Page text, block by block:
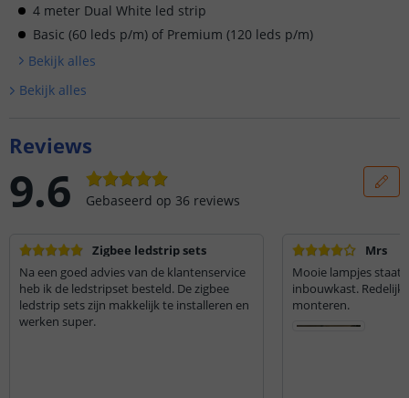
4 meter Dual White led strip
Basic (60 leds p/m) of Premium (120 leds p/m)
Bekijk alles
Bekijk alles
Reviews
9.6 Gebaseerd op 36 reviews
Zigbee ledstrip sets
Na een goed advies van de klantenservice
heb ik de ledstripset besteld. De zigbee
ledstrip sets zijn makkelijk te installeren en
werken super.
Mrs
Mooie lampjes staat
inbouwkast. Redelijk
monteren.